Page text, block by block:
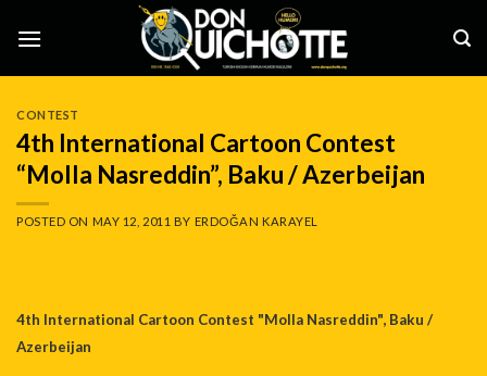
CONTEST
4th International Cartoon Contest
“Molla Nasreddin”, Baku / Azerbeijan
POSTED ON MAY 12, 2011 BY ERDOĞAN KARAYEL
4th International Cartoon Contest "Molla Nasreddin", Baku /
Azerbeijan